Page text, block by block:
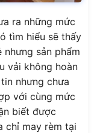
ra những mức
tìm hiểu sẽ thấy
sản phẩm
vải không hoàn
nhưng chưa
với cùng mức
biết được
chỉ may rèm tại